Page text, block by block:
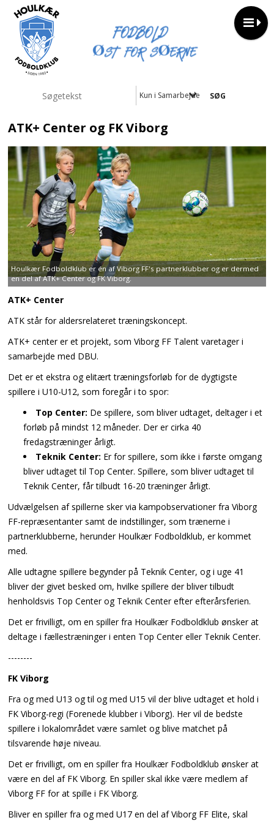
Kun i Samarbejder
ATK+ Center og FK Viborg
Houlkær Fodboldklub er én af Viborg FF's partnerklubber og er dermed
en del af ATK+ Center og FK Viborg.
ATK+ Center
ATK står for aldersrelateret træningskoncept.
ATK+ center er et projekt, som Viborg FF Talent varetager i
samarbejde med DBU.
Det er et ekstra og elitært træningsforløb for de dygtigste
spillere i U10-U12, som foregår i to spor:
Top Center: De spillere, som bliver udtaget, deltager i et
forløb på mindst 12 måneder. Der er cirka 40
fredagstræninger årligt.
Teknik Center: Er for spillere, som ikke i første omgang
bliver udtaget til Top Center. Spillere, som bliver udtaget til
Teknik Center, får tilbudt 16-20 træninger årligt.
Udvælgelsen af spillerne sker via kampobservationer fra Viborg
FF-repræsentanter samt de indstillinger, som trænerne i
partnerklubberne, herunder Houlkær Fodboldklub, er kommet
med.
Alle udtagne spillere begynder på Teknik Center, og i uge 41
bliver der givet besked om, hvilke spillere der bliver tilbudt
henholdsvis Top Center og Teknik Center efter efterårsferien.
Det er frivilligt, om en spiller fra Houlkær Fodboldklub ønsker at
deltage i fællestræninger i enten Top Center eller Teknik Center.
--------
FK Viborg
Fra og med U13 og til og med U15 vil der blive udtaget et hold i
FK Viborg-regi (Forenede klubber i Viborg). Her vil de bedste
spillere i lokalområdet være samlet og blive matchet på
tilsvarende høje niveau.
Det er frivilligt, om en spiller fra Houlkær Fodboldklub ønsker at
være en del af FK Viborg. En spiller skal ikke være medlem af
Viborg FF for at spille i FK Viborg.
Bliver en spiller fra og med U17 en del af Viborg FF Elite, skal